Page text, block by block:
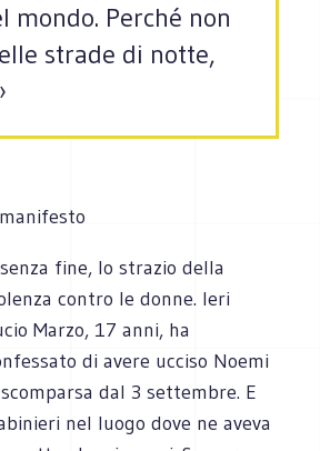
mondo. Perché non
strade di notte,
fine, lo strazio della
contro le donne. Ieri
Marzo, 17 anni, ha
di avere ucciso Noemi
dal 3 settembre. E
nel luogo dove ne aveva